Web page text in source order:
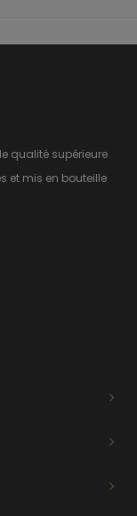
qualité supérieure
et mis en bouteille